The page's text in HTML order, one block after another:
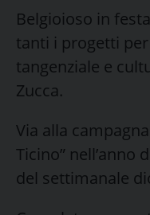
Belgioioso in
tanti i progetti
tangenziale e
Zucca.
Via alla
Ticino” nell’anno
del settimanale